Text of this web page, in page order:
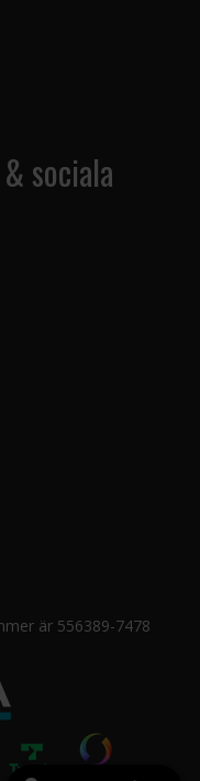
sociala
är 556389-7478